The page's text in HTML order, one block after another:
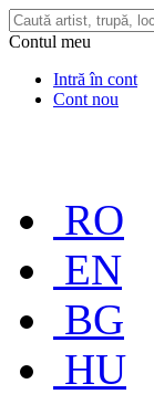
Contul meu
Intră în cont
Cont nou
RO
EN
BG
HU